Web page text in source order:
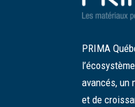
PRIMA
avancés, un
et de